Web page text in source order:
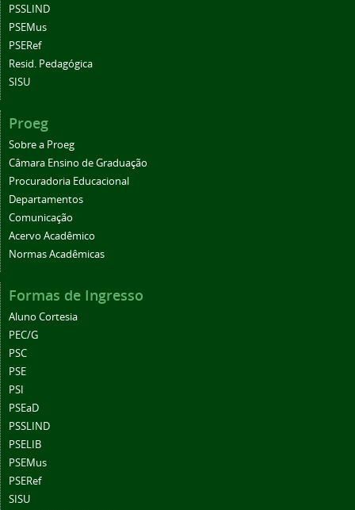
PSSLIND
PSEMus
PSERef
Resid. Pedagógica
SISU
Proeg
Sobre a Proeg
Câmara Ensino de Graduação
Procuradoria Educacional
Departamentos
Comunicação
Acervo Acadêmico
Normas Acadêmicas
Formas de Ingresso
Aluno Cortesia
PEC/G
PSC
PSE
PSI
PSEaD
PSSLIND
PSELIB
PSEMus
PSERef
SISU